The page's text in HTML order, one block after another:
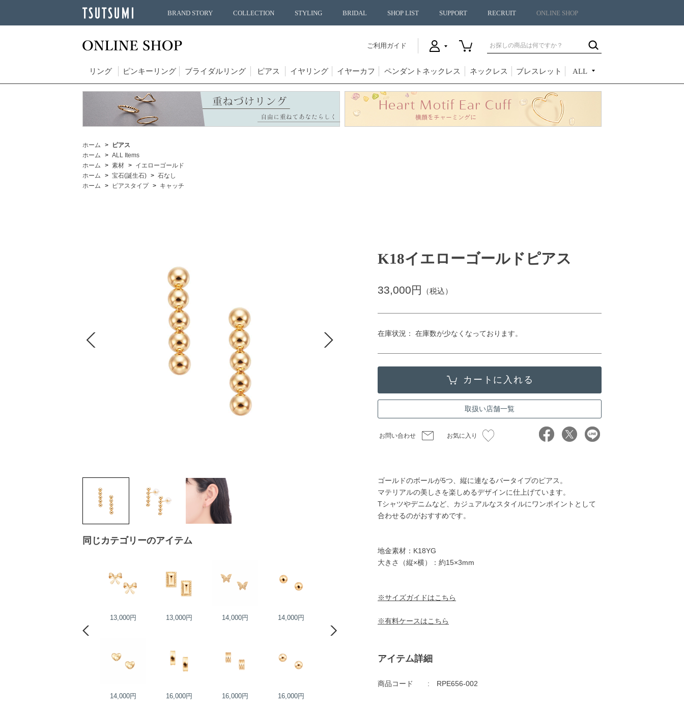
BRAND STORY COLLECTION STYLING BRIDAL SHOP LIST SUPPORT RECRUIT ONLINE SHOP
ご利用ガイド
リング ピンキーリング ブライダルリング ピアス イヤリング イヤーカフ ペンダントネックレス ネックレス ブレスレット ALL
ホーム
ピアス
ホーム
ALL Items
ホーム
素材
イエローゴールド
ホーム
宝石(誕生石)
石なし
ホーム
ピアスタイプ キャッチ
同じカテゴリーのアイテム
13,000円 13,000円 14,000円 14,000円
14,000円 16,000円 16,000円 16,000円
16,000円 16,000円
K18イエローゴールドピアス
33,000円 （税込）
在庫状況： 在庫数が少なくなっております。
取扱い店舗一覧
お問い合わせ お気に入り
ゴールドのボールが5つ、縦に連なるバータイプのピアス。
マテリアルの美しさを楽しめるデザインに仕上げています。
Tシャツやデニムなど、カジュアルなスタイルにワンポイントとして
合わせるのがおすすめです。
地金素材：K18YG
大きさ（縦×横）：約15×3mm
※サイズガイドはこちら
※有料ケースはこちら
アイテム詳細
商品コード RPE656-002